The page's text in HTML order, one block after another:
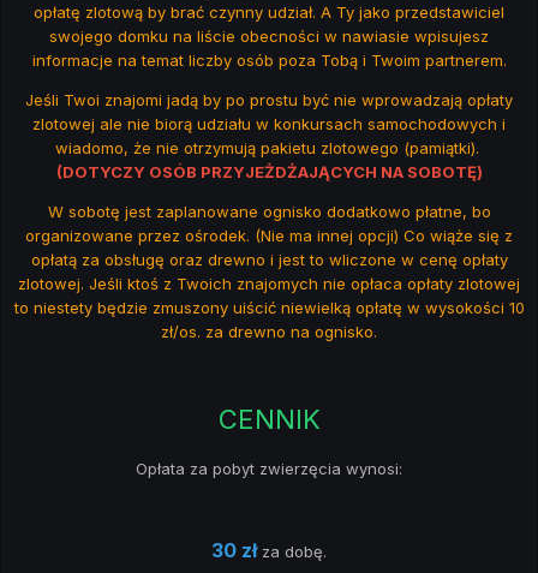
opłatę zlotową by brać czynny udział. A Ty jako przedstawiciel
swojego domku na liście obecności w nawiasie wpisujesz
informacje na temat liczby osób poza Tobą i Twoim partnerem.
Jeśli Twoi znajomi jadą by po prostu być nie wprowadzają opłaty
zlotowej ale nie biorą udziału w konkursach samochodowych i
wiadomo, że nie otrzymują pakietu zlotowego (pamiątki).
(DOTYCZY OSÓB PRZYJEŻDŻAJĄCYCH NA SOBOTĘ)
W sobotę jest zaplanowane ognisko dodatkowo płatne, bo
organizowane przez ośrodek. (Nie ma innej opcji) Co wiąże się z
opłatą za obsługę oraz drewno i jest to wliczone w cenę opłaty
zlotowej. Jeśli ktoś z Twoich znajomych nie opłaca opłaty zlotowej
to niestety będzie zmuszony uiścić niewielką opłatę w wysokości 10
zł/os. za drewno na ognisko.
CENNIK
Opłata za pobyt zwierzęcia wynosi:
30 złza dobę.